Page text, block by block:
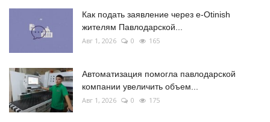
Как подать заявление через e-Otinish
жителям Павлодарской...
Авг 1, 2026 0 165
Автоматизация помогла павлодарской
компании увеличить объем...
Авг 1, 2026 0 175